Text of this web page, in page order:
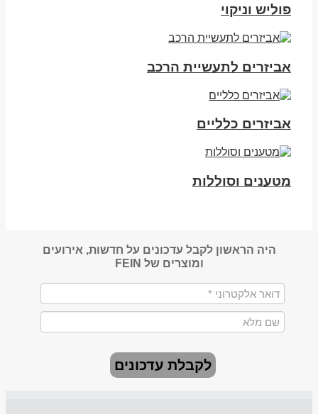
פוליש וניקוי
אביזרים לתעשיית הרכב
אביזרים כלליים
מטענים וסוללות
היה הראשון לקבל עדכונים על חדשות, אירועים
ומוצרים של FEIN
לקבלת עדכונים